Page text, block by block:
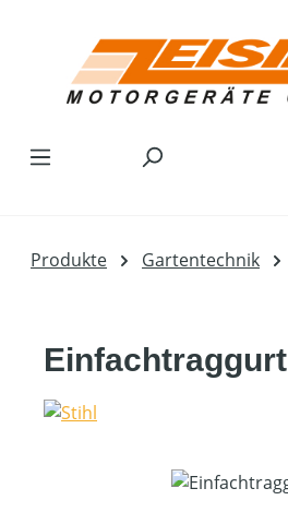
Produkte Gartentechnik
Einfachtraggurt
Bildergalerie überspringen